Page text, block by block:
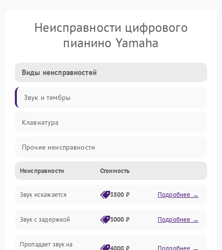
Неисправности цифрового
пианино Yamaha
Виды неисправностей
Звук и тембры
Клавиатура
Прочие неисправности
Включение и работа
Управление и электроника
Подключения и интерфейсы
Педали и стойка
Неисправности Стоимость
Звук искажается 3500 ₽ Подробнее →
Звук с задержкой 3000 ₽ Подробнее →
Пропадает звук на
4000 ₽ Подробнее →